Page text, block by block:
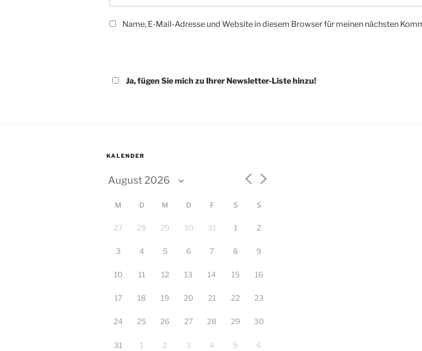
Name, E-Mail-Adresse und Website in diesem Browser für meinen nächsten
Ja, fügen Sie mich zu Ihrer Newsletter-Liste hinzu!
KALENDER
M D M D F S S
27 28 29 30 31 1 2
3 4 5 6 7 8 9
10 11 12 13 14 15 16
17 18 19 20 21 22 23
24 25 26 27 28 29 30
31 1 2 3 4 5 6